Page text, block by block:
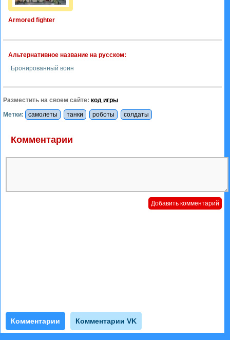
Armored fighter
Альтернативное название на русском:
Бронированный воин
Разместить на своем сайте: код игры
Метки:
самолеты танки роботы солдаты
Комментарии
Комментарии Комментарии VK